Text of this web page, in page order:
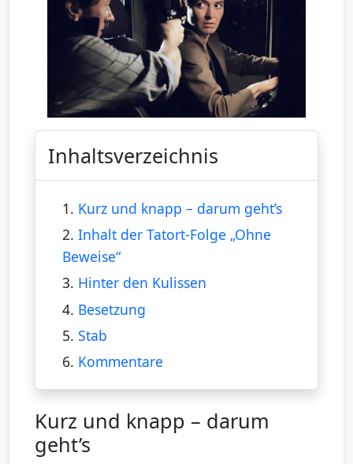
Inhaltsverzeichnis
1. Kurz und knapp – darum geht’s
2. Inhalt der Tatort-Folge „Ohne
Beweise“
3. Hinter den Kulissen
4. Besetzung
5. Stab
6. Kommentare
Kurz und knapp – darum
geht’s